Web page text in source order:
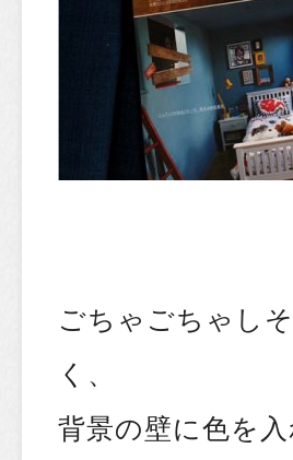
ごちゃごちゃし
く、
背景の壁に色を